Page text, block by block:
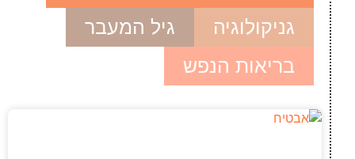
גניקולוגיה
גיל המעבר
בריאות הנפש